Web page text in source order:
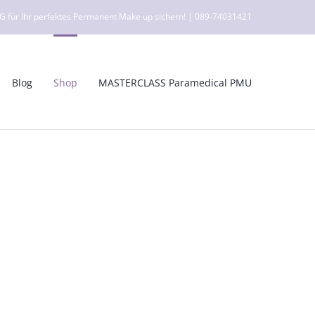
für Ihr perfektes Permanent Make up sichern! | 089-74031421
Blog Shop MASTERCLASS Paramedical PMU